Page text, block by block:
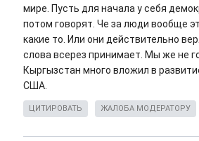
мире. Пусть для начала у себя
потом говорят. Че за люди вообще
какие то. Или они действительно
слова всерез принимает. Мы же не
Кыргызстан много вложил в
США.
ЦИТИРОВАТЬ ЖАЛОБА МОДЕРАТОРУ